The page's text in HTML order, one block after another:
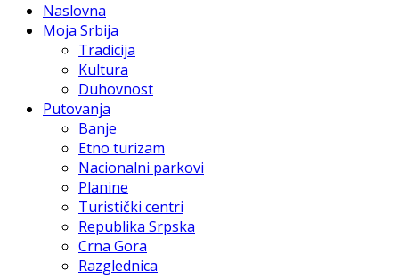
Naslovna
Moja Srbija
Tradicija
Kultura
Duhovnost
Putovanja
Banje
Etno turizam
Nacionalni parkovi
Planine
Turistički centri
Republika Srpska
Crna Gora
Razglednica